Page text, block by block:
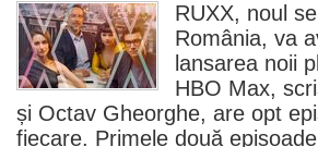
RUXX, noul
România, va
lansarea noii
HBO Max,
și Octav Gheorghe, are opt
fiecare. Primele două